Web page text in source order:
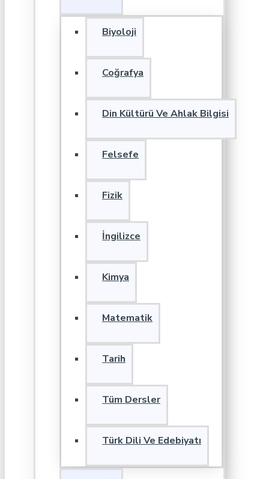
Biyoloji
Coğrafya
Din Kültürü Ve Ahlak Bilgisi
Felsefe
Fizik
İngilizce
Kimya
Matematik
Tarih
Tüm Dersler
Türk Dili Ve Edebiyatı